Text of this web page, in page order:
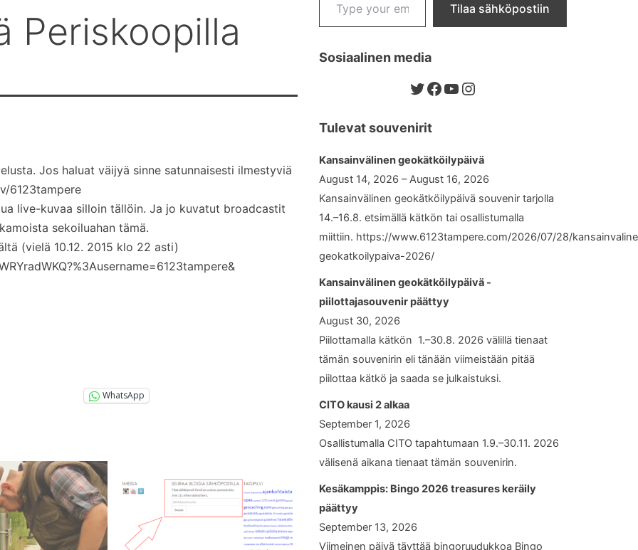
Periskoopilla
Jos haluat väijyä sinne satunnaisesti ilmestyviä
6123tampere
live-kuvaa silloin tällöin. Ja jo kuvatut broadcastit
sekoiluahan tämä.
(vielä 10.12. 2015 klo 22 asti)
WhatsApp
Tilaa sähköpostiin
Sosiaalinen media
Twitter
Facebook
YouTube
Instagram
Tulevat souvenirit
Kansainvälinen geokätköilypäivä
August 14, 2026 – August 16, 2026
Kansainvälinen geokätköilypäivä souvenir tarjolla
14.–16.8. etsimällä kätkön tai osallistumalla
miittiin. https://www.6123tampere.com/2026/07/28/
geokatkoilypaiva-2026/
Kansainvälinen geokätköilypäivä -
piilottajasouvenir päättyy
August 30, 2026
Piilottamalla kätkön 1.–30.8. 2026 välillä tienaat
tämän souvenirin eli tänään viimeistään pitää
piilottaa kätkö ja saada se julkaistuksi.
CITO kausi 2 alkaa
September 1, 2026
Osallistumalla CITO tapahtumaan 1.9.–30.11. 2026
välisenä aikana tienaat tämän souvenirin.
Kesäkamppis: Bingo 2026 treasures keräily
päättyy
September 13, 2026
Viimeinen päivä täyttää bingoruudukkoa Bingo